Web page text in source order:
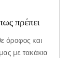
πρέπει
όροφος και
με τακάκια